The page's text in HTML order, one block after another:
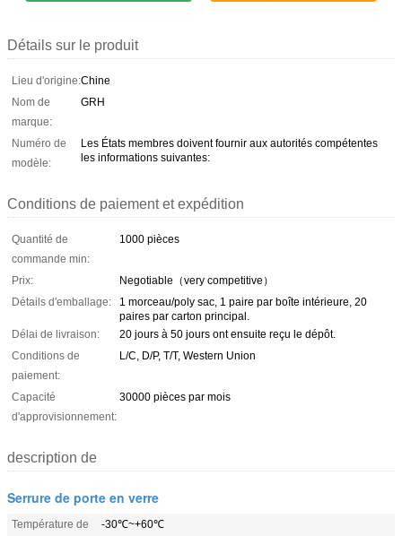
Détails sur le produit
Lieu d'origine:Chine
Nom de
marque:
GRH
Numéro de
modèle:
Les États membres doivent fournir aux autorités compétentes
les informations suivantes:
Conditions de paiement et expédition
Quantité de
commande min:
1000 pièces
Prix:
Negotiable（very competitive）
Détails d'emballage:
1 morceau/poly sac, 1 paire par boîte intérieure, 20
paires par carton principal.
Délai de livraison:
20 jours à 50 jours ont ensuite reçu le dépôt.
Conditions de
paiement:
L/C, D/P, T/T, Western Union
Capacité
d'approvisionnement:
30000 pièces par mois
description de
Serrure de porte en verre
Température de
-30℃~+60℃